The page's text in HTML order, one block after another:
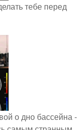
тебе перед
о дно бассейна -